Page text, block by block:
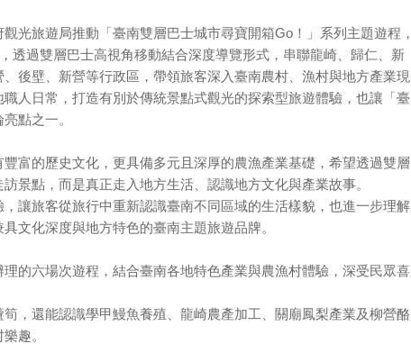
觀光旅遊局推動「臺南雙層巴士城市尋寶開箱Go！」系列主題遊程，
透過雙層巴士高視角移動結合深度導覽形式，串聯龍崎、歸仁、新
後壁、新營等行政區，帶領旅客深入臺南農村、漁村與地方產業現
人日常，打造有別於傳統景點式觀光的探索型旅遊體驗，也讓「臺
點之一。
富的歷史文化，更具備多元且深厚的農漁產業基礎，希望透過雙層
景點，而是真正走入地方生活、認識地方文化與產業故事。
讓旅客從旅行中重新認識臺南不同區域的生活樣貌，也進一步理解
文化深度與地方特色的臺南主題旅遊品牌。
的六場次遊程，結合臺南各地特色產業與農漁村體驗，深受民眾喜
，還能認識學甲鰻魚養殖、龍崎農產加工、關廟鳳梨產業及柳營酪
趣。